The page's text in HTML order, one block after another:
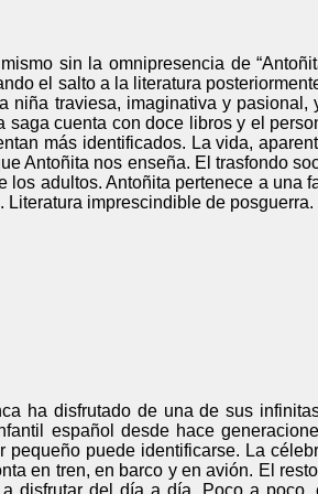
sin la omnipresencia de
el salto a la literatura
niña traviesa, imaginativa y
cuenta con doce libros y el
más identificados. La vida,
Antoñita nos enseña. El trasfondo
los adultos. Antoñita pertenece a
imprescindible de posguerra.
ha disfrutado de una de sus
español desde hace
puede identificarse. La
en tren, en barco y en avión. El
disfrutar del día a día. Poco a